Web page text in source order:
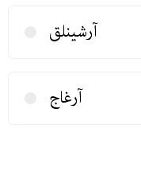
آرشینلق
آرغاج